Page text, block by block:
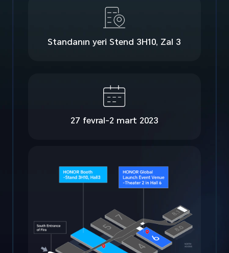
Standanın yeri Stend 3H10, Zal 3
27 fevral-2 mart 2023